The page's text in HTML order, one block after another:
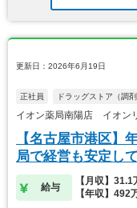
更新日：2026年6月19日
正社員 ドラッグストア（調剤
イオン薬局南陽店 イオン
【名古屋市港区】
局で経営も安定し
給与
【月収】
【年収】492